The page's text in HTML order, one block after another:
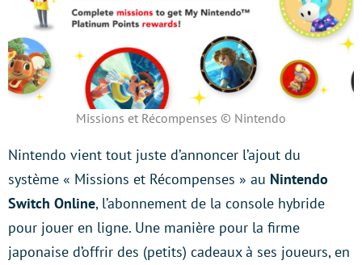
Missions et Récompenses © Nintendo
Nintendo vient tout juste d’annoncer l’ajout du
système « Missions et Récompenses » au Nintendo
Switch Online, l’abonnement de la console hybride
pour jouer en ligne. Une manière pour la firme
japonaise d’offrir des (petits) cadeaux à ses joueurs, en